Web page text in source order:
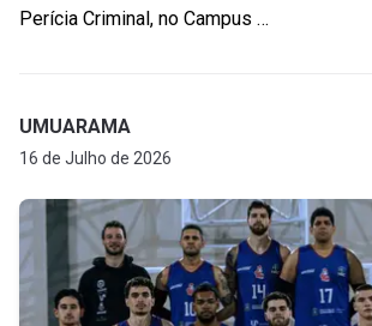
Perícia Criminal, no Campus …
UMUARAMA
16 de Julho de 2026